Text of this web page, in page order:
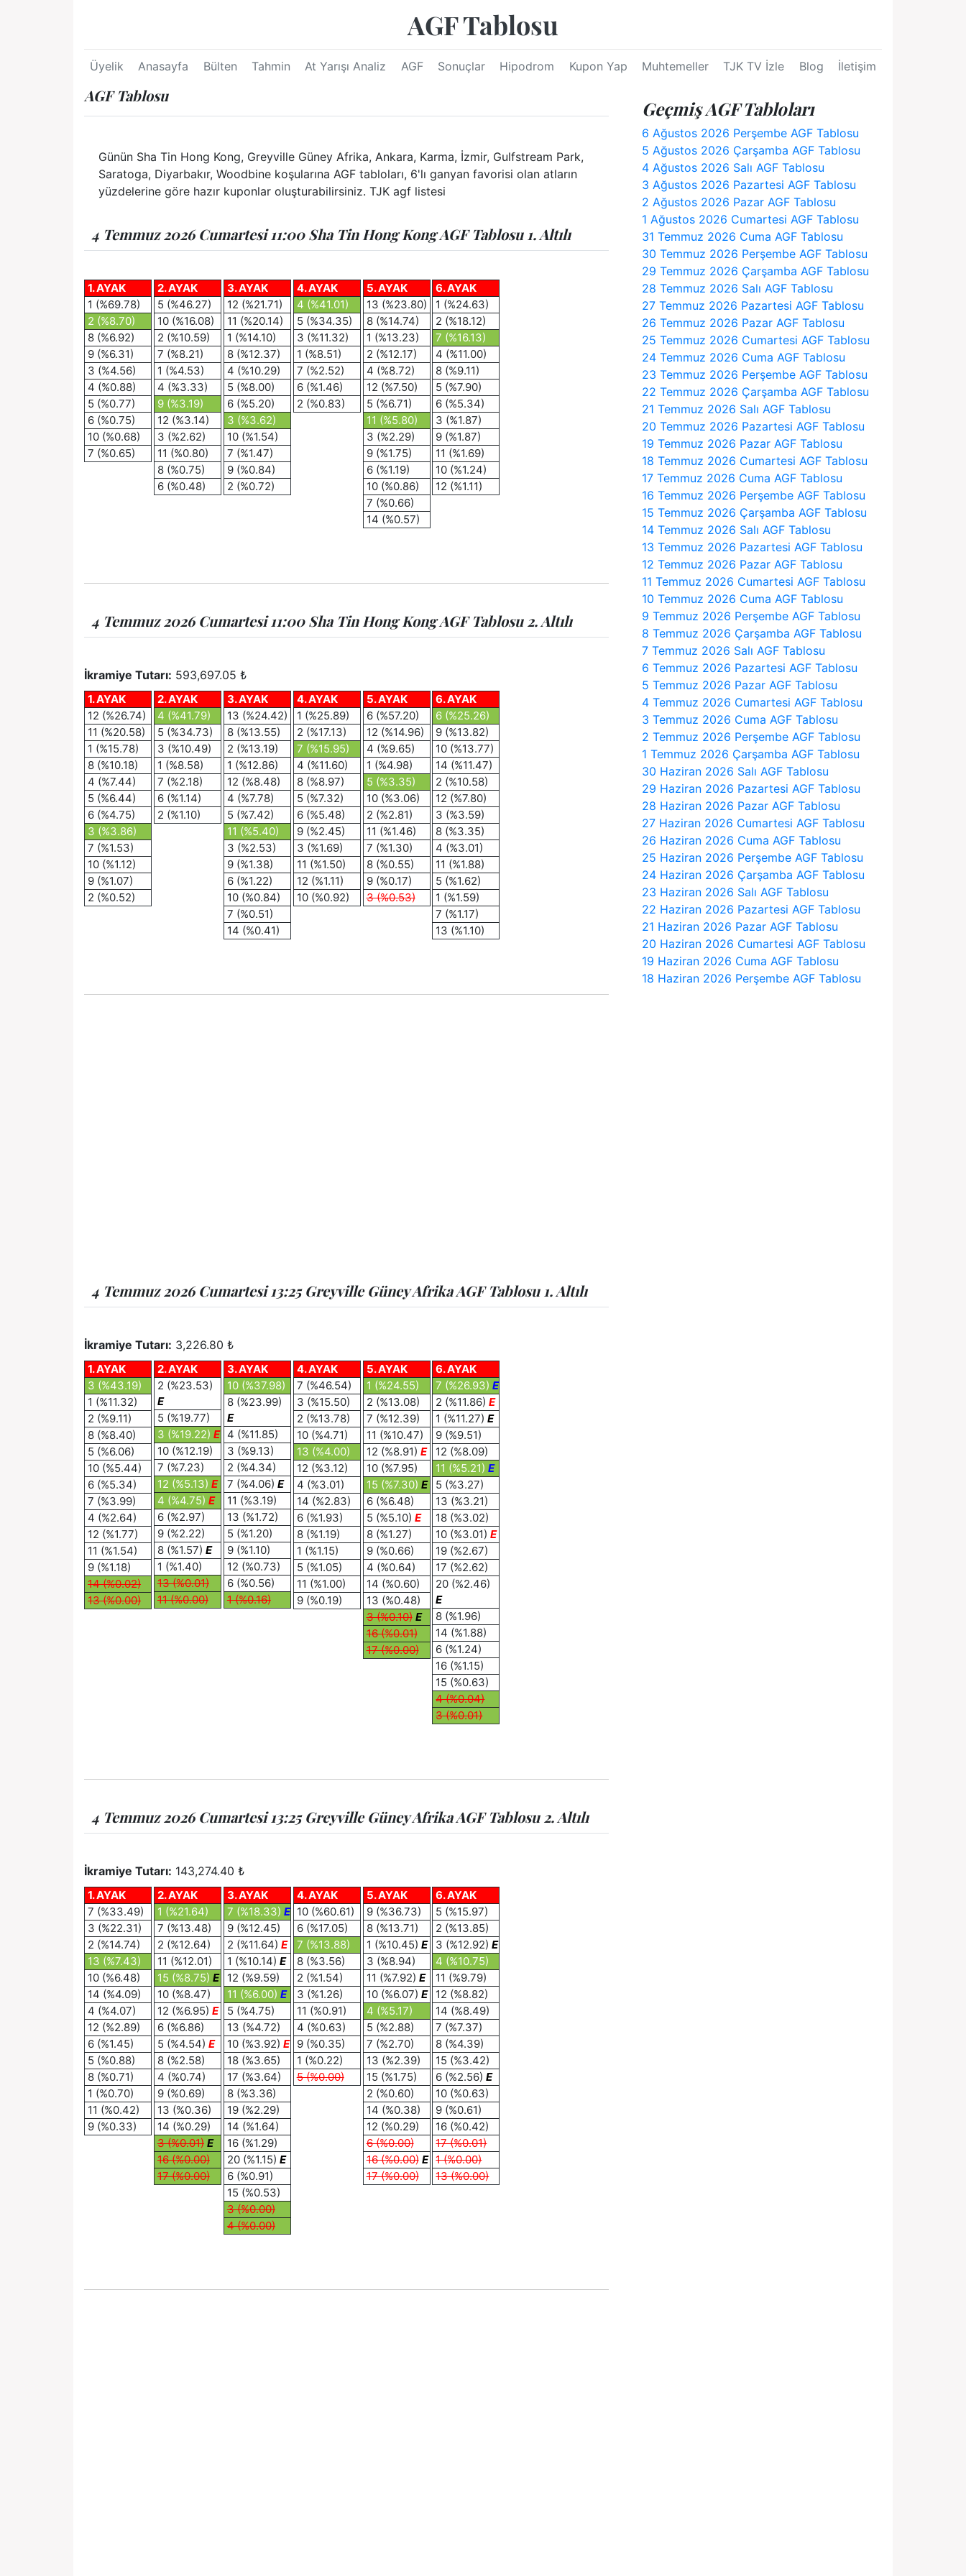
AGF Tablosu
Üyelik Anasayfa Bülten Tahmin At Yarışı Analiz AGF Sonuçlar Hipodrom Kupon Yap Muhtemeller TJK TV İzle Blog İletişim
AGF Tablosu
Günün Sha Tin Hong Kong, Greyville Güney Afrika, Ankara, Karma, İzmir, Gulfstream Park,
Saratoga, Diyarbakır, Woodbine koşularına AGF tabloları, 6'lı ganyan favorisi olan atların
yüzdelerine göre hazır kuponlar oluşturabilirsiniz. TJK agf listesi
4 Temmuz 2026 Cumartesi 11:00 Sha Tin Hong Kong AGF Tablosu 1. Altılı
1. AYAK
1 (%69.78)
2 (%8.70)
8 (%6.92)
9 (%6.31)
3 (%4.56)
4 (%0.88)
5 (%0.77)
6 (%0.75)
10 (%0.68)
7 (%0.65)
2. AYAK
5 (%46.27)
10 (%16.08)
2 (%10.59)
7 (%8.21)
1 (%4.53)
4 (%3.33)
9 (%3.19)
12 (%3.14)
3 (%2.62)
11 (%0.80)
8 (%0.75)
6 (%0.48)
3. AYAK
12 (%21.71)
11 (%20.14)
1 (%14.10)
8 (%12.37)
4 (%10.29)
5 (%8.00)
6 (%5.20)
3 (%3.62)
10 (%1.54)
7 (%1.47)
9 (%0.84)
2 (%0.72)
4. AYAK
4 (%41.01)
5 (%34.35)
3 (%11.32)
1 (%8.51)
7 (%2.52)
6 (%1.46)
2 (%0.83)
5. AYAK
13 (%23.80)
8 (%14.74)
1 (%13.23)
2 (%12.17)
4 (%8.72)
12 (%7.50)
5 (%6.71)
11 (%5.80)
3 (%2.29)
9 (%1.75)
6 (%1.19)
10 (%0.86)
7 (%0.66)
14 (%0.57)
6. AYAK
1 (%24.63)
2 (%18.12)
7 (%16.13)
4 (%11.00)
8 (%9.11)
5 (%7.90)
6 (%5.34)
3 (%1.87)
9 (%1.87)
11 (%1.69)
10 (%1.24)
12 (%1.11)
4 Temmuz 2026 Cumartesi 11:00 Sha Tin Hong Kong AGF Tablosu 2. Altılı
İkramiye Tutarı: 593,697.05 ₺
1. AYAK
12 (%26.74)
11 (%20.58)
1 (%15.78)
8 (%10.18)
4 (%7.44)
5 (%6.44)
6 (%4.75)
3 (%3.86)
7 (%1.53)
10 (%1.12)
9 (%1.07)
2 (%0.52)
2. AYAK
4 (%41.79)
5 (%34.73)
3 (%10.49)
1 (%8.58)
7 (%2.18)
6 (%1.14)
2 (%1.10)
3. AYAK
13 (%24.42)
8 (%13.55)
2 (%13.19)
1 (%12.86)
12 (%8.48)
4 (%7.78)
5 (%7.42)
11 (%5.40)
3 (%2.53)
9 (%1.38)
6 (%1.22)
10 (%0.84)
7 (%0.51)
14 (%0.41)
4. AYAK
1 (%25.89)
2 (%17.13)
7 (%15.95)
4 (%11.60)
8 (%8.97)
5 (%7.32)
6 (%5.48)
9 (%2.45)
3 (%1.69)
11 (%1.50)
12 (%1.11)
10 (%0.92)
5. AYAK
6 (%57.20)
12 (%14.96)
4 (%9.65)
1 (%4.98)
5 (%3.35)
10 (%3.06)
2 (%2.81)
11 (%1.46)
7 (%1.30)
8 (%0.55)
9 (%0.17)
3 (%0.53)
6. AYAK
6 (%25.26)
9 (%13.82)
10 (%13.77)
14 (%11.47)
2 (%10.58)
12 (%7.80)
3 (%3.59)
8 (%3.35)
4 (%3.01)
11 (%1.88)
5 (%1.62)
1 (%1.59)
7 (%1.17)
13 (%1.10)
4 Temmuz 2026 Cumartesi 13:25 Greyville Güney Afrika AGF Tablosu 1. Altılı
İkramiye Tutarı: 3,226.80 ₺
1. AYAK
3 (%43.19)
1 (%11.32)
2 (%9.11)
8 (%8.40)
5 (%6.06)
10 (%5.44)
6 (%5.34)
7 (%3.99)
4 (%2.64)
12 (%1.77)
11 (%1.54)
9 (%1.18)
14 (%0.02)
13 (%0.00)
2. AYAK
2 (%23.53)
E
5 (%19.77)
3 (%19.22) E
10 (%12.19)
7 (%7.23)
12 (%5.13) E
4 (%4.75) E
6 (%2.97)
9 (%2.22)
8 (%1.57) E
1 (%1.40)
13 (%0.01)
11 (%0.00)
3. AYAK
10 (%37.98)
8 (%23.99)
E
4 (%11.85)
3 (%9.13)
2 (%4.34)
7 (%4.06) E
11 (%3.19)
13 (%1.72)
5 (%1.20)
9 (%1.10)
12 (%0.73)
6 (%0.56)
1 (%0.16)
4. AYAK
7 (%46.54)
3 (%15.50)
2 (%13.78)
10 (%4.71)
13 (%4.00)
12 (%3.12)
4 (%3.01)
14 (%2.83)
6 (%1.93)
8 (%1.19)
1 (%1.15)
5 (%1.05)
11 (%1.00)
9 (%0.19)
5. AYAK
1 (%24.55)
2 (%13.08)
7 (%12.39)
11 (%10.47)
12 (%8.91) E
10 (%7.95)
15 (%7.30) E
6 (%6.48)
5 (%5.10) E
8 (%1.27)
9 (%0.66)
4 (%0.64)
14 (%0.60)
13 (%0.48)
3 (%0.10) E
16 (%0.01)
17 (%0.00)
6. AYAK
7 (%26.93) E
2 (%11.86) E
1 (%11.27) E
9 (%9.51)
12 (%8.09)
11 (%5.21) E
5 (%3.27)
13 (%3.21)
18 (%3.02)
10 (%3.01) E
19 (%2.67)
17 (%2.62)
20 (%2.46)
E
8 (%1.96)
14 (%1.88)
6 (%1.24)
16 (%1.15)
15 (%0.63)
4 (%0.04)
3 (%0.01)
4 Temmuz 2026 Cumartesi 13:25 Greyville Güney Afrika AGF Tablosu 2. Altılı
İkramiye Tutarı: 143,274.40 ₺
1. AYAK
7 (%33.49)
3 (%22.31)
2 (%14.74)
13 (%7.43)
10 (%6.48)
14 (%4.09)
4 (%4.07)
12 (%2.89)
6 (%1.45)
5 (%0.88)
8 (%0.71)
1 (%0.70)
11 (%0.42)
9 (%0.33)
2. AYAK
1 (%21.64)
7 (%13.48)
2 (%12.64)
11 (%12.01)
15 (%8.75) E
10 (%8.47)
12 (%6.95) E
6 (%6.86)
5 (%4.54) E
8 (%2.58)
4 (%0.74)
9 (%0.69)
13 (%0.36)
14 (%0.29)
3 (%0.01) E
16 (%0.00)
17 (%0.00)
3. AYAK
7 (%18.33) E
9 (%12.45)
2 (%11.64) E
1 (%10.14) E
12 (%9.59)
11 (%6.00) E
5 (%4.75)
13 (%4.72)
10 (%3.92) E
18 (%3.65)
17 (%3.64)
8 (%3.36)
19 (%2.29)
14 (%1.64)
16 (%1.29)
20 (%1.15) E
6 (%0.91)
15 (%0.53)
3 (%0.00)
4 (%0.00)
4. AYAK
10 (%60.61)
6 (%17.05)
7 (%13.88)
8 (%3.56)
2 (%1.54)
3 (%1.26)
11 (%0.91)
4 (%0.63)
9 (%0.35)
1 (%0.22)
5 (%0.00)
5. AYAK
9 (%36.73)
8 (%13.71)
1 (%10.45) E
3 (%8.94)
11 (%7.92) E
10 (%6.07) E
4 (%5.17)
5 (%2.88)
7 (%2.70)
13 (%2.39)
15 (%1.75)
2 (%0.60)
14 (%0.38)
12 (%0.29)
6 (%0.00)
16 (%0.00) E
17 (%0.00)
6. AYAK
5 (%15.97)
2 (%13.85)
3 (%12.92) E
4 (%10.75)
11 (%9.79)
12 (%8.82)
14 (%8.49)
7 (%7.37)
8 (%4.39)
15 (%3.42)
6 (%2.56) E
10 (%0.63)
9 (%0.61)
16 (%0.42)
17 (%0.01)
1 (%0.00)
13 (%0.00)
Geçmiş AGF Tabloları
6 Ağustos 2026 Perşembe AGF Tablosu
5 Ağustos 2026 Çarşamba AGF Tablosu
4 Ağustos 2026 Salı AGF Tablosu
3 Ağustos 2026 Pazartesi AGF Tablosu
2 Ağustos 2026 Pazar AGF Tablosu
1 Ağustos 2026 Cumartesi AGF Tablosu
31 Temmuz 2026 Cuma AGF Tablosu
30 Temmuz 2026 Perşembe AGF Tablosu
29 Temmuz 2026 Çarşamba AGF Tablosu
28 Temmuz 2026 Salı AGF Tablosu
27 Temmuz 2026 Pazartesi AGF Tablosu
26 Temmuz 2026 Pazar AGF Tablosu
25 Temmuz 2026 Cumartesi AGF Tablosu
24 Temmuz 2026 Cuma AGF Tablosu
23 Temmuz 2026 Perşembe AGF Tablosu
22 Temmuz 2026 Çarşamba AGF Tablosu
21 Temmuz 2026 Salı AGF Tablosu
20 Temmuz 2026 Pazartesi AGF Tablosu
19 Temmuz 2026 Pazar AGF Tablosu
18 Temmuz 2026 Cumartesi AGF Tablosu
17 Temmuz 2026 Cuma AGF Tablosu
16 Temmuz 2026 Perşembe AGF Tablosu
15 Temmuz 2026 Çarşamba AGF Tablosu
14 Temmuz 2026 Salı AGF Tablosu
13 Temmuz 2026 Pazartesi AGF Tablosu
12 Temmuz 2026 Pazar AGF Tablosu
11 Temmuz 2026 Cumartesi AGF Tablosu
10 Temmuz 2026 Cuma AGF Tablosu
9 Temmuz 2026 Perşembe AGF Tablosu
8 Temmuz 2026 Çarşamba AGF Tablosu
7 Temmuz 2026 Salı AGF Tablosu
6 Temmuz 2026 Pazartesi AGF Tablosu
5 Temmuz 2026 Pazar AGF Tablosu
4 Temmuz 2026 Cumartesi AGF Tablosu
3 Temmuz 2026 Cuma AGF Tablosu
2 Temmuz 2026 Perşembe AGF Tablosu
1 Temmuz 2026 Çarşamba AGF Tablosu
30 Haziran 2026 Salı AGF Tablosu
29 Haziran 2026 Pazartesi AGF Tablosu
28 Haziran 2026 Pazar AGF Tablosu
27 Haziran 2026 Cumartesi AGF Tablosu
26 Haziran 2026 Cuma AGF Tablosu
25 Haziran 2026 Perşembe AGF Tablosu
24 Haziran 2026 Çarşamba AGF Tablosu
23 Haziran 2026 Salı AGF Tablosu
22 Haziran 2026 Pazartesi AGF Tablosu
21 Haziran 2026 Pazar AGF Tablosu
20 Haziran 2026 Cumartesi AGF Tablosu
19 Haziran 2026 Cuma AGF Tablosu
18 Haziran 2026 Perşembe AGF Tablosu